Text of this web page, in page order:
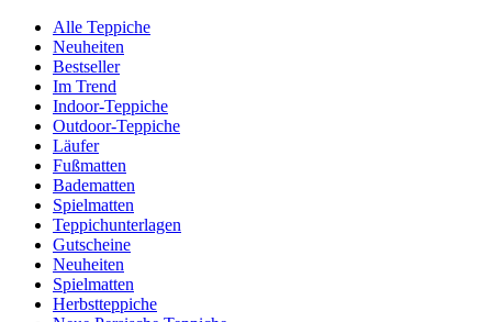
Alle Teppiche
Neuheiten
Bestseller
Im Trend
Indoor-Teppiche
Outdoor-Teppiche
Läufer
Fußmatten
Badematten
Spielmatten
Teppichunterlagen
Gutscheine
Neuheiten
Spielmatten
Herbstteppiche